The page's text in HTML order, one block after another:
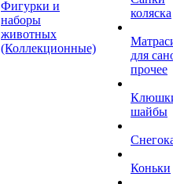
Фигурки и
наборы
животных
(Коллекционные)
коляска
для
прочее
шайбы
Коньки